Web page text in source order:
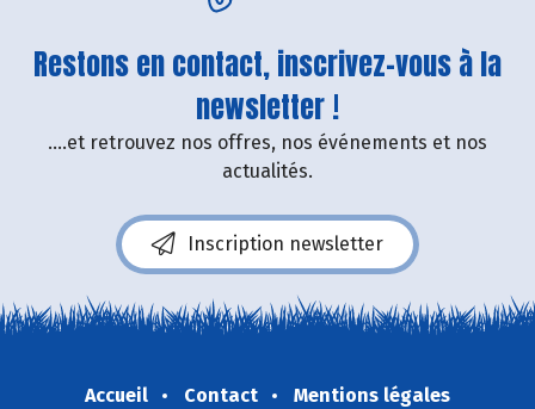
Restons en contact, inscrivez-vous à la
newsletter !
....et retrouvez nos offres, nos événements et nos
actualités.
Inscription newsletter
Accueil Contact
Mentions légales